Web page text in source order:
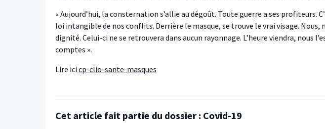
« Aujourd’hui, la consternation s’allie au dégoût. Toute guerre a ses profiteurs.
loi intangible de nos conflits. Derrière le masque, se trouve le vrai visage. Nous,
dignité. Celui-ci ne se retrouvera dans aucun rayonnage. L’heure viendra, nous
comptes ».
Lire ici cp-clio-sante-masques
Cet article fait partie du dossier : Covid-19